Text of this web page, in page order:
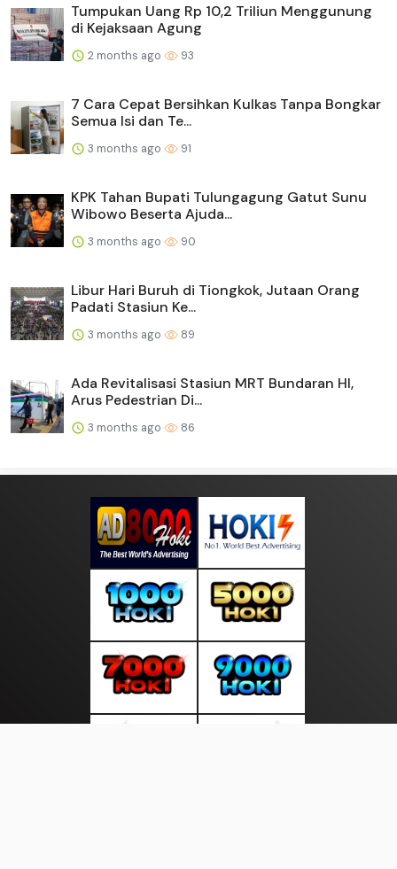
Tumpukan Uang Rp 10,2 Triliun Menggunung
di Kejaksaan Agung
2 months ago 93
7 Cara Cepat Bersihkan Kulkas Tanpa Bongkar
Semua Isi dan Te...
3 months ago 91
KPK Tahan Bupati Tulungagung Gatut Sunu
Wibowo Beserta Ajuda...
3 months ago 90
Libur Hari Buruh di Tiongkok, Jutaan Orang
Padati Stasiun Ke...
3 months ago 89
Ada Revitalisasi Stasiun MRT Bundaran HI,
Arus Pedestrian Di...
3 months ago 86